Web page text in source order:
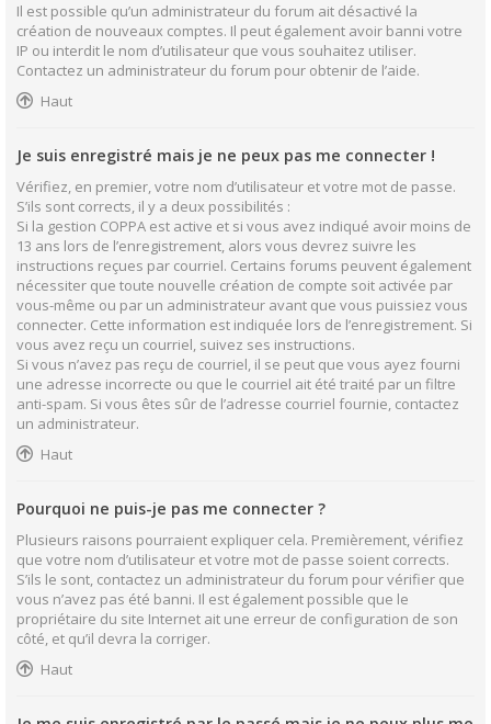
Il est possible qu’un administrateur du forum ait désactivé la
création de nouveaux comptes. Il peut également avoir banni votre
IP ou interdit le nom d’utilisateur que vous souhaitez utiliser.
Contactez un administrateur du forum pour obtenir de l’aide.
Haut
Je suis enregistré mais je ne peux pas me connecter !
Vérifiez, en premier, votre nom d’utilisateur et votre mot de passe.
S’ils sont corrects, il y a deux possibilités :
Si la gestion COPPA est active et si vous avez indiqué avoir moins de
13 ans lors de l’enregistrement, alors vous devrez suivre les
instructions reçues par courriel. Certains forums peuvent également
nécessiter que toute nouvelle création de compte soit activée par
vous-même ou par un administrateur avant que vous puissiez vous
connecter. Cette information est indiquée lors de l’enregistrement. Si
vous avez reçu un courriel, suivez ses instructions.
Si vous n’avez pas reçu de courriel, il se peut que vous ayez fourni
une adresse incorrecte ou que le courriel ait été traité par un filtre
anti-spam. Si vous êtes sûr de l’adresse courriel fournie, contactez
un administrateur.
Haut
Pourquoi ne puis-je pas me connecter ?
Plusieurs raisons pourraient expliquer cela. Premièrement, vérifiez
que votre nom d’utilisateur et votre mot de passe soient corrects.
S’ils le sont, contactez un administrateur du forum pour vérifier que
vous n’avez pas été banni. Il est également possible que le
propriétaire du site Internet ait une erreur de configuration de son
côté, et qu’il devra la corriger.
Haut